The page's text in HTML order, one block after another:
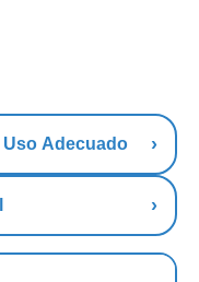
Uso Adecuado